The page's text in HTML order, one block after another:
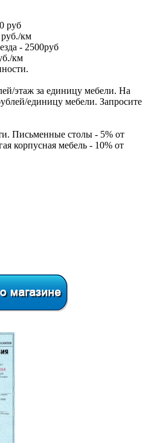
руб
км
- 2500руб
км
этаж за единицу мебели. На
единицу мебели. Запросите
Письменные столы - 5% от
корпусная мебель - 10% от